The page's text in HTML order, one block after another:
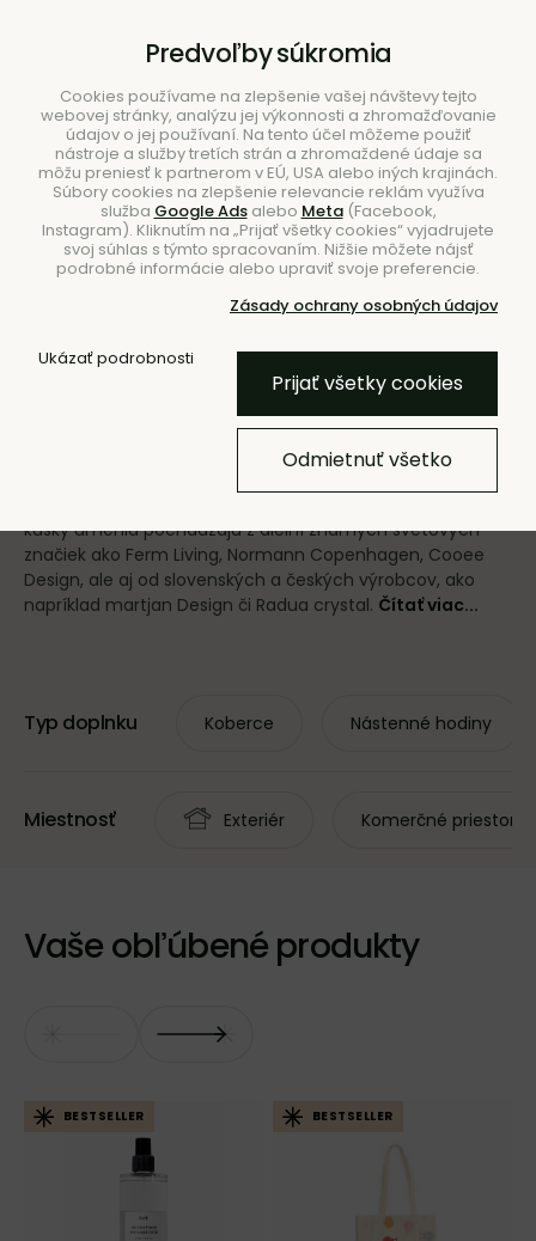
Hľadať
Úvod Doplnky
kúsky umenia pochádzajú z dielní známych svetových
značiek ako Ferm Living, Normann Copenhagen, Cooee
Design, ale aj od slovenských a českých výrobcov, ako
napríklad martjan Design či Radua crystal. Čítať viac...
Typ doplnku Koberce Nástenné hodiny
Miestnosť Exteriér Komerčné priestory
Vaše obľúbené produkty
BESTSELLER BESTSELLER
Predvoľby súkromia
Cookies používame na zlepšenie vašej návštevy tejto
webovej stránky, analýzu jej výkonnosti a zhromažďovanie
údajov o jej používaní. Na tento účel môžeme použiť
nástroje a služby tretích strán a zhromaždené údaje sa
môžu preniesť k partnerom v EÚ, USA alebo iných krajinách.
Súbory cookies na zlepšenie relevancie reklám využíva
služba Google Adsalebo Meta(Facebook,
Instagram). Kliknutím na „Prijať všetky cookies“ vyjadrujete
svoj súhlas s týmto spracovaním. Nižšie môžete nájsť
podrobné informácie alebo upraviť svoje preferencie.
Zásady ochrany osobných údajov
Ukázať podrobnosti
Prijať všetky cookies
Odmietnuť všetko